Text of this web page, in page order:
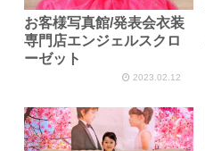
お客様写真館/発表会衣装
専門店エンジェルスクロ
ーゼット
2023.02.12